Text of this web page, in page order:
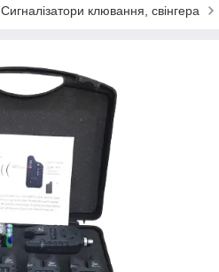
Сигналізатори клювання, свінгера